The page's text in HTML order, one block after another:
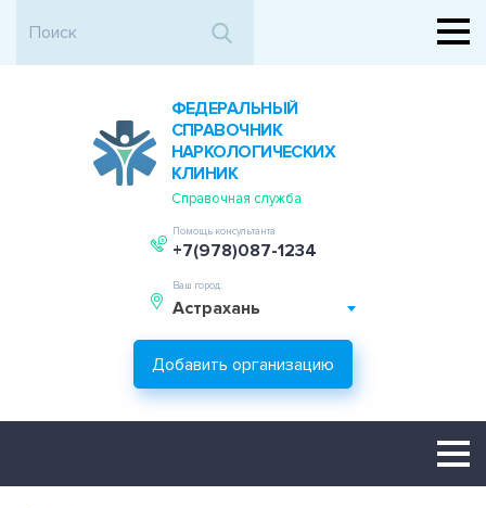
ФЕДЕРАЛЬНЫЙ
СПРАВОЧНИК
НАРКОЛОГИЧЕСКИХ
КЛИНИК
Справочная служба
Помощь консультанта
+7(978)087-1234
Ваш город:
Астрахань
Добавить организацию